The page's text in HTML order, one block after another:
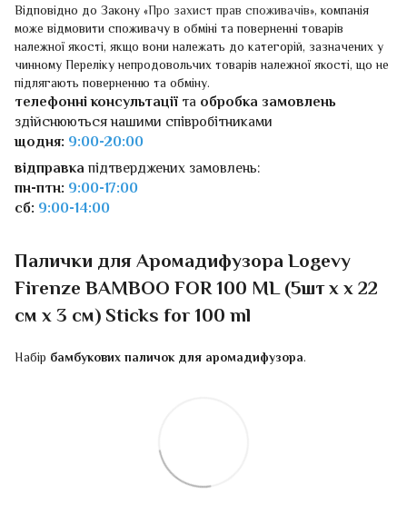
Відповідно до Закону «Про захист прав споживачів», компанія
може відмовити споживачу в обміні та поверненні товарів
належної якості, якщо вони належать до категорій, зазначених у
чинному Переліку непродовольчих товарів належної якості, що не
підлягають поверненню та обміну.
телефонні консультації та обробка замовлень
здійснюються нашими співробітниками
щодня: 9:00-20:00
відправка підтверджених замовлень:
пн-птн: 9:00-17:00
сб: 9:00-14:00
Палички для Аромадифузора Logevy
Firenze BAMBOO FOR 100 ML (5шт х x 22
см x 3 см) Sticks for 100 ml
Набір бамбукових паличок для аромадифузора.